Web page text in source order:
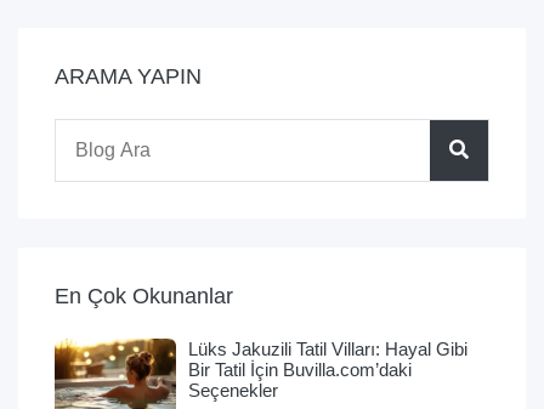
ARAMA YAPIN
En Çok Okunanlar
Lüks Jakuzili Tatil Vilları: Hayal Gibi
Bir Tatil İçin Buvilla.com’daki
Seçenekler